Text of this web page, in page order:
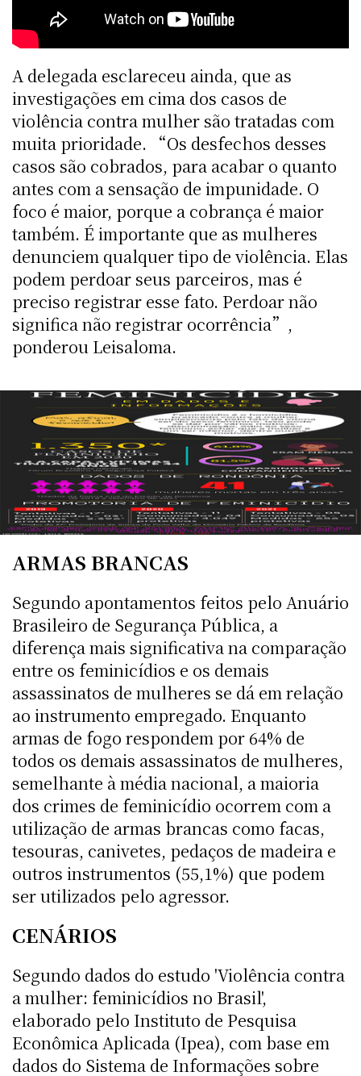
A delegada esclareceu ainda, que as
investigações em cima dos casos de
violência contra mulher são tratadas com
muita prioridade. “Os desfechos desses
casos são cobrados, para acabar o quanto
antes com a sensação de impunidade. O
foco é maior, porque a cobrança é maior
também. É importante que as mulheres
denunciem qualquer tipo de violência. Elas
podem perdoar seus parceiros, mas é
preciso registrar esse fato. Perdoar não
significa não registrar ocorrência”,
ponderou Leisaloma.
ARMAS BRANCAS
Segundo apontamentos feitos pelo Anuário
Brasileiro de Segurança Pública, a
diferença mais significativa na comparação
entre os feminicídios e os demais
assassinatos de mulheres se dá em relação
ao instrumento empregado. Enquanto
armas de fogo respondem por 64% de
todos os demais assassinatos de mulheres,
semelhante à média nacional, a maioria
dos crimes de feminicídio ocorrem com a
utilização de armas brancas como facas,
tesouras, canivetes, pedaços de madeira e
outros instrumentos (55,1%) que podem
ser utilizados pelo agressor.
CENÁRIOS
Segundo dados do estudo 'Violência contra
a mulher: feminicídios no Brasil',
elaborado pelo Instituto de Pesquisa
Econômica Aplicada (Ipea), com base em
dados do Sistema de Informações sobre